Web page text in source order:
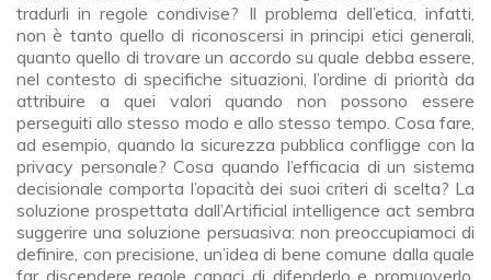
tradurli in regole condivise? Il problema dell’etica, infatti,
non è tanto quello di riconoscersi in principi etici generali,
quanto quello di trovare un accordo su quale debba essere,
nel contesto di specifiche situazioni, l’ordine di priorità da
attribuire a quei valori quando non possono essere
perseguiti allo stesso modo e allo stesso tempo. Cosa fare,
ad esempio, quando la sicurezza pubblica confligge con la
privacy personale? Cosa quando l’efficacia di un sistema
decisionale comporta l’opacità dei suoi criteri di scelta? La
soluzione prospettata dall’Artificial intelligence act sembra
suggerire una soluzione persuasiva: non preoccupiamoci di
definire, con precisione, un’idea di bene comune dalla quale